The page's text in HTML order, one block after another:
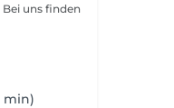
min)